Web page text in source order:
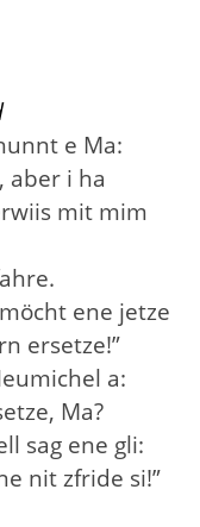
e Ma:
aber i ha
mit mim
ene jetze
ersetze!”
a:
Ma?
sag ene gli:
nit zfride si!”